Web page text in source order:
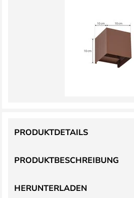
PRODUKTBESCHREIBUNG
PRODUKTDETAILS
HERUNTERLADEN